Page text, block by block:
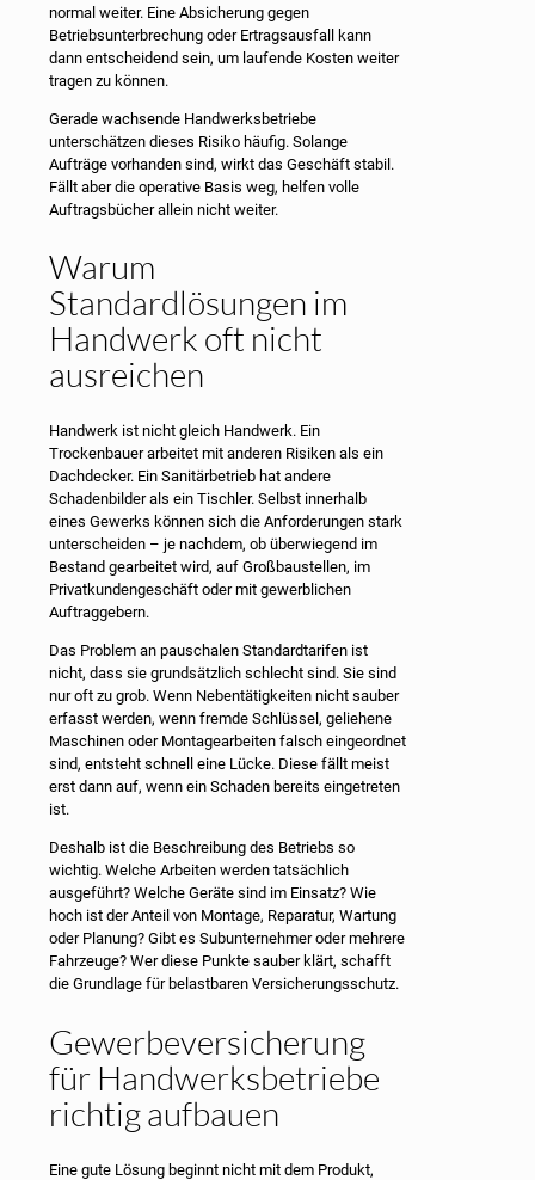
normal weiter. Eine Absicherung gegen
Betriebsunterbrechung oder Ertragsausfall kann
dann entscheidend sein, um laufende Kosten weiter
tragen zu können.
Gerade wachsende Handwerksbetriebe
unterschätzen dieses Risiko häufig. Solange
Aufträge vorhanden sind, wirkt das Geschäft stabil.
Fällt aber die operative Basis weg, helfen volle
Auftragsbücher allein nicht weiter.
Warum
Standardlösungen im
Handwerk oft nicht
ausreichen
Handwerk ist nicht gleich Handwerk. Ein
Trockenbauer arbeitet mit anderen Risiken als ein
Dachdecker. Ein Sanitärbetrieb hat andere
Schadenbilder als ein Tischler. Selbst innerhalb
eines Gewerks können sich die Anforderungen stark
unterscheiden – je nachdem, ob überwiegend im
Bestand gearbeitet wird, auf Großbaustellen, im
Privatkundengeschäft oder mit gewerblichen
Auftraggebern.
Das Problem an pauschalen Standardtarifen ist
nicht, dass sie grundsätzlich schlecht sind. Sie sind
nur oft zu grob. Wenn Nebentätigkeiten nicht sauber
erfasst werden, wenn fremde Schlüssel, geliehene
Maschinen oder Montagearbeiten falsch eingeordnet
sind, entsteht schnell eine Lücke. Diese fällt meist
erst dann auf, wenn ein Schaden bereits eingetreten
ist.
Deshalb ist die Beschreibung des Betriebs so
wichtig. Welche Arbeiten werden tatsächlich
ausgeführt? Welche Geräte sind im Einsatz? Wie
hoch ist der Anteil von Montage, Reparatur, Wartung
oder Planung? Gibt es Subunternehmer oder mehrere
Fahrzeuge? Wer diese Punkte sauber klärt, schafft
die Grundlage für belastbaren Versicherungsschutz.
Gewerbeversicherung
für Handwerksbetriebe
richtig aufbauen
Eine gute Lösung beginnt nicht mit dem Produkt,